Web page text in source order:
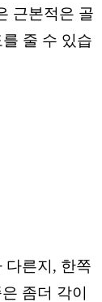
근본적은 골
줄 수 있습
다른지, 한쪽
좀더 각이